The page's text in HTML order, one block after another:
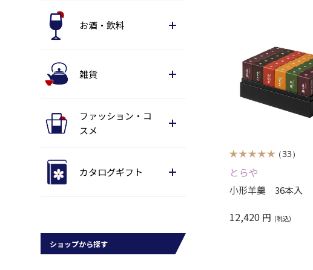
お酒・飲料
雑貨
ファッション・コ
スメ
カタログギフト
ショップから探す
（33）
とらや
小形羊羹 36本入
12,420 円